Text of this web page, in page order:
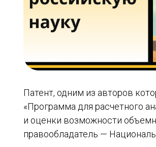
Патент, одним из авторов
«Программа для расчетного
и оценки возможности
правообладатель —